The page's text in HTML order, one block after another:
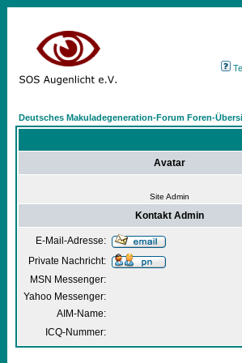
Deutsches Makuladegeneration-Forum Foren-
Avatar
Site Admin
Kontakt Admin
E-Mail-Adresse:
Private Nachricht:
MSN Messenger:
Yahoo Messenger:
AIM-Name:
ICQ-Nummer: